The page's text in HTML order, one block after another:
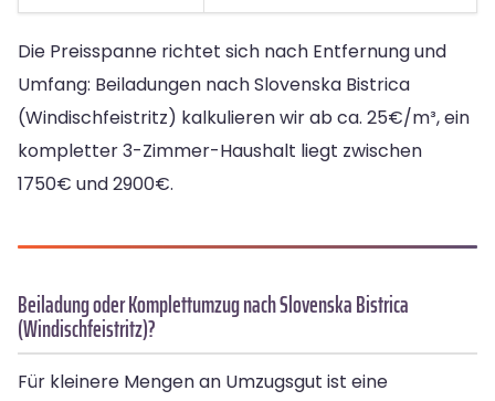
Die Preisspanne richtet sich nach Entfernung und
Umfang: Beiladungen nach Slovenska Bistrica
(Windischfeistritz) kalkulieren wir ab ca. 25€/m³, ein
kompletter 3-Zimmer-Haushalt liegt zwischen
1750€ und 2900€.
Beiladung oder Komplettumzug nach Slovenska Bistrica
(Windischfeistritz)?
Für kleinere Mengen an Umzugsgut ist eine